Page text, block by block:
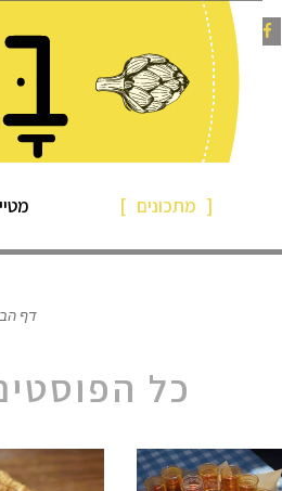
Facebook
Pinterest
Instagram
מתכונים
דף
כל